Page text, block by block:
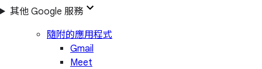
其他 Google 服務
隨附的應用程式
Gmail
Meet